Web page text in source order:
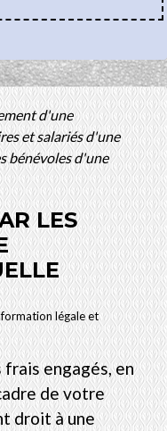
d'une
et salariés d'une
bénévoles d'une
LES
légale et
engagés, en
de votre
droit à une